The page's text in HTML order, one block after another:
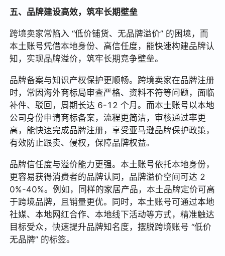
五、品牌建设高效，筑牢长期壁垒
跨境卖家常陷入 “低价铺货、无品牌溢价” 的困境，而
本土账号凭借本地身份、高信任度，能快速构建品牌认
知，实现品牌溢价，筑牢长期竞争壁垒。
品牌备案与知识产权保护更顺畅。跨境卖家在品牌注册
时，常因海外商标局审查严格、资料不符等问题，面临
补件、驳回，周期长达 6-12 个月。而本土账号以本地
公司身份申请商标备案，流程更简洁，审核通过率更
高，能快速完成品牌注册，享受亚马逊品牌保护政策，
有效防止跟卖、侵权，保障品牌权益。
品牌信任度与溢价能力更强。本土账号依托本地身份，
更容易获得消费者的品牌认同，品牌溢价空间可达 2
0%-40%。例如，同样的家居产品，本土品牌定价可高
于跨境品牌，且销量更优。同时，本土账号可通过本地
社媒、本地网红合作、本地线下活动等方式，精准触达
目标受众，快速提升品牌知名度，摆脱跨境账号 “低价
无品牌” 的标签。